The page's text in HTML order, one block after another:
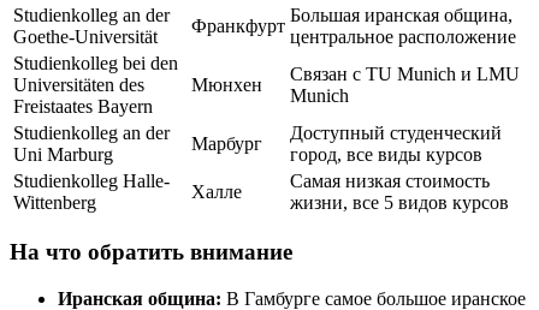
Studienkolleg an der
Goethe-Universität
Франкфурт
Большая иранская община,
центральное расположение
Studienkolleg bei den
Universitäten des
Freistaates Bayern
Мюнхен
Связан с TU Munich и LMU
Munich
Studienkolleg an der
Uni Marburg
Марбург
Доступный студенческий
город, все виды курсов
Studienkolleg Halle-
Wittenberg
Халле
Самая низкая стоимость
жизни, все 5 видов курсов
На что обратить внимание
Иранская община: В Гамбурге самое большое иранское